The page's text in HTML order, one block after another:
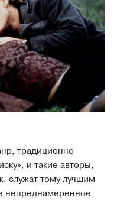
традиционно
и такие авторы,
служат тому лучшим
непреднамеренное